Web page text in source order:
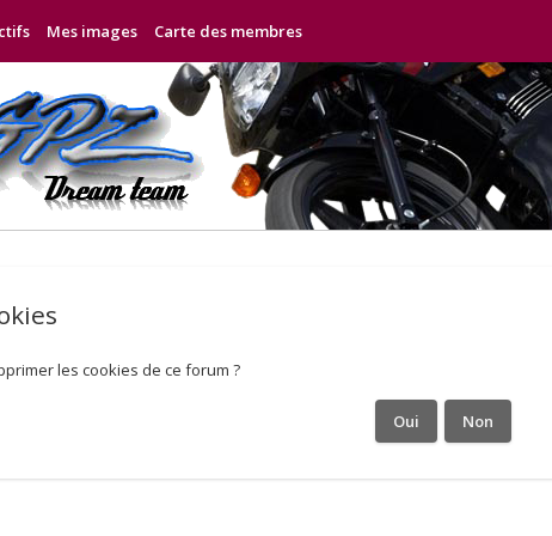
Mes images Carte des membres
les cookies de ce forum ?